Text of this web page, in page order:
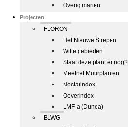
Overig marien
Projecten
FLORON
Het Nieuwe Strepen
Witte gebieden
Staat deze plant er nog?
Meetnet Muurplanten
Nectarindex
Oeverindex
LMF-a (Dunea)
BLWG